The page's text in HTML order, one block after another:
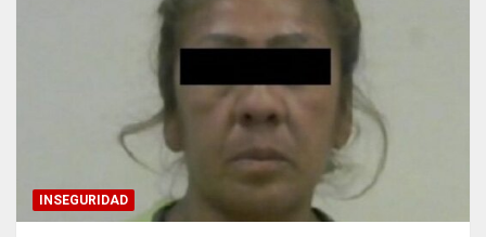
INSEGURIDAD